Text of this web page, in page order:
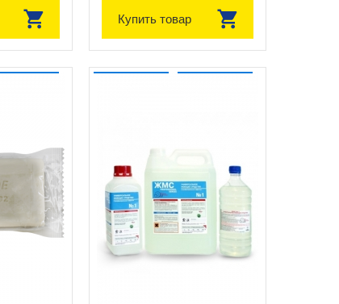
Купить товар